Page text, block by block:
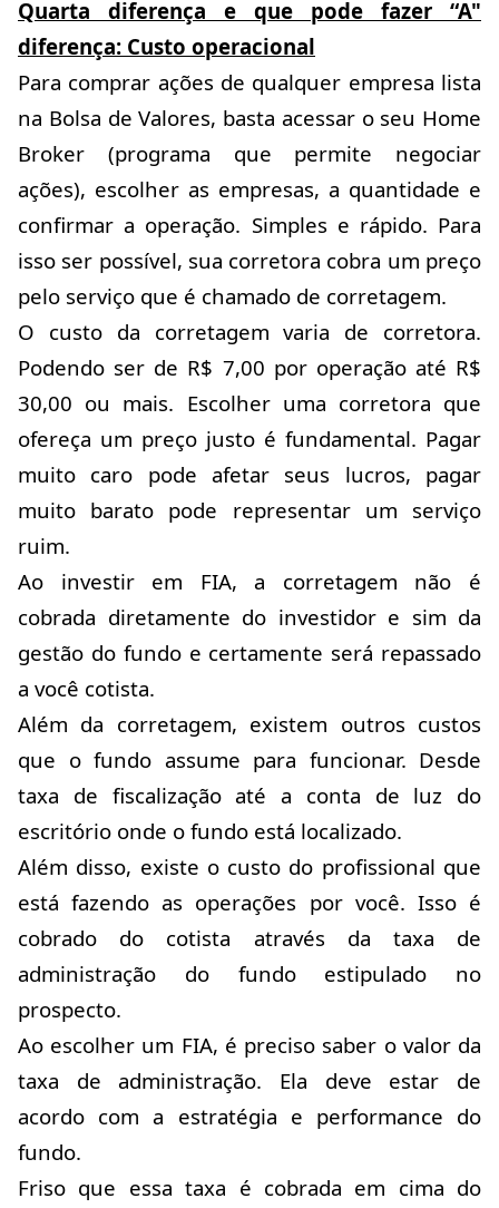
Quarta diferença e que pode fazer “A"
diferença: Custo operacional
Para comprar ações de qualquer empresa lista
na Bolsa de Valores, basta acessar o seu Home
Broker (programa que permite negociar
ações), escolher as empresas, a quantidade e
confirmar a operação. Simples e rápido. Para
isso ser possível, sua corretora cobra um preço
pelo serviço que é chamado de corretagem.
O custo da corretagem varia de corretora.
Podendo ser de R$ 7,00 por operação até R$
30,00 ou mais. Escolher uma corretora que
ofereça um preço justo é fundamental. Pagar
muito caro pode afetar seus lucros, pagar
muito barato pode representar um serviço
ruim.
Ao investir em FIA, a corretagem não é
cobrada diretamente do investidor e sim da
gestão do fundo e certamente será repassado
a você cotista.
Além da corretagem, existem outros custos
que o fundo assume para funcionar. Desde
taxa de fiscalização até a conta de luz do
escritório onde o fundo está localizado.
Além disso, existe o custo do profissional que
está fazendo as operações por você. Isso é
cobrado do cotista através da taxa de
administração do fundo estipulado no
prospecto.
Ao escolher um FIA, é preciso saber o valor da
taxa de administração. Ela deve estar de
acordo com a estratégia e performance do
fundo.
Friso que essa taxa é cobrada em cima do